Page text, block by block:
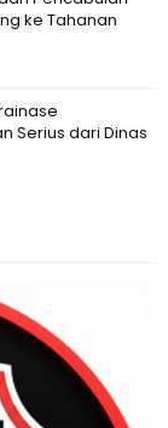
ke Tahanan
Serius dari Dinas